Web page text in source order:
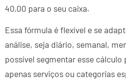
40,00 para o seu caixa.
Essa fórmula é flexível e se
análise, seja diário, semanal,
possível segmentar esse
apenas serviços ou categorias